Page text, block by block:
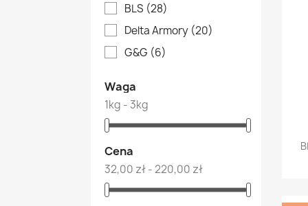
BLS (28)
Delta Armory (20)
G&G (6)
Waga
1kg - 3kg
Cena
32,00 zł - 220,00 zł